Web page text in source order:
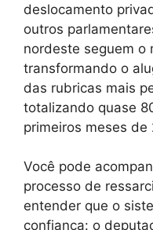
deslocamento
outros
nordeste seguem o
transformando o
das rubricas mais
totalizando quase
primeiros meses de
Você pode
processo de
entender que o
confiança: o